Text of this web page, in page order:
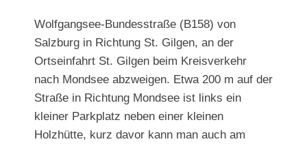
Wolfgangsee-Bundesstraße (B158) von
Salzburg in Richtung St. Gilgen, an der
Ortseinfahrt St. Gilgen beim Kreisverkehr
nach Mondsee abzweigen. Etwa 200 m auf der
Straße in Richtung Mondsee ist links ein
kleiner Parkplatz neben einer kleinen
Holzhütte, kurz davor kann man auch am